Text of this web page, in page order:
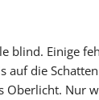
blind. Einige
auf die
Oberlicht. Nur